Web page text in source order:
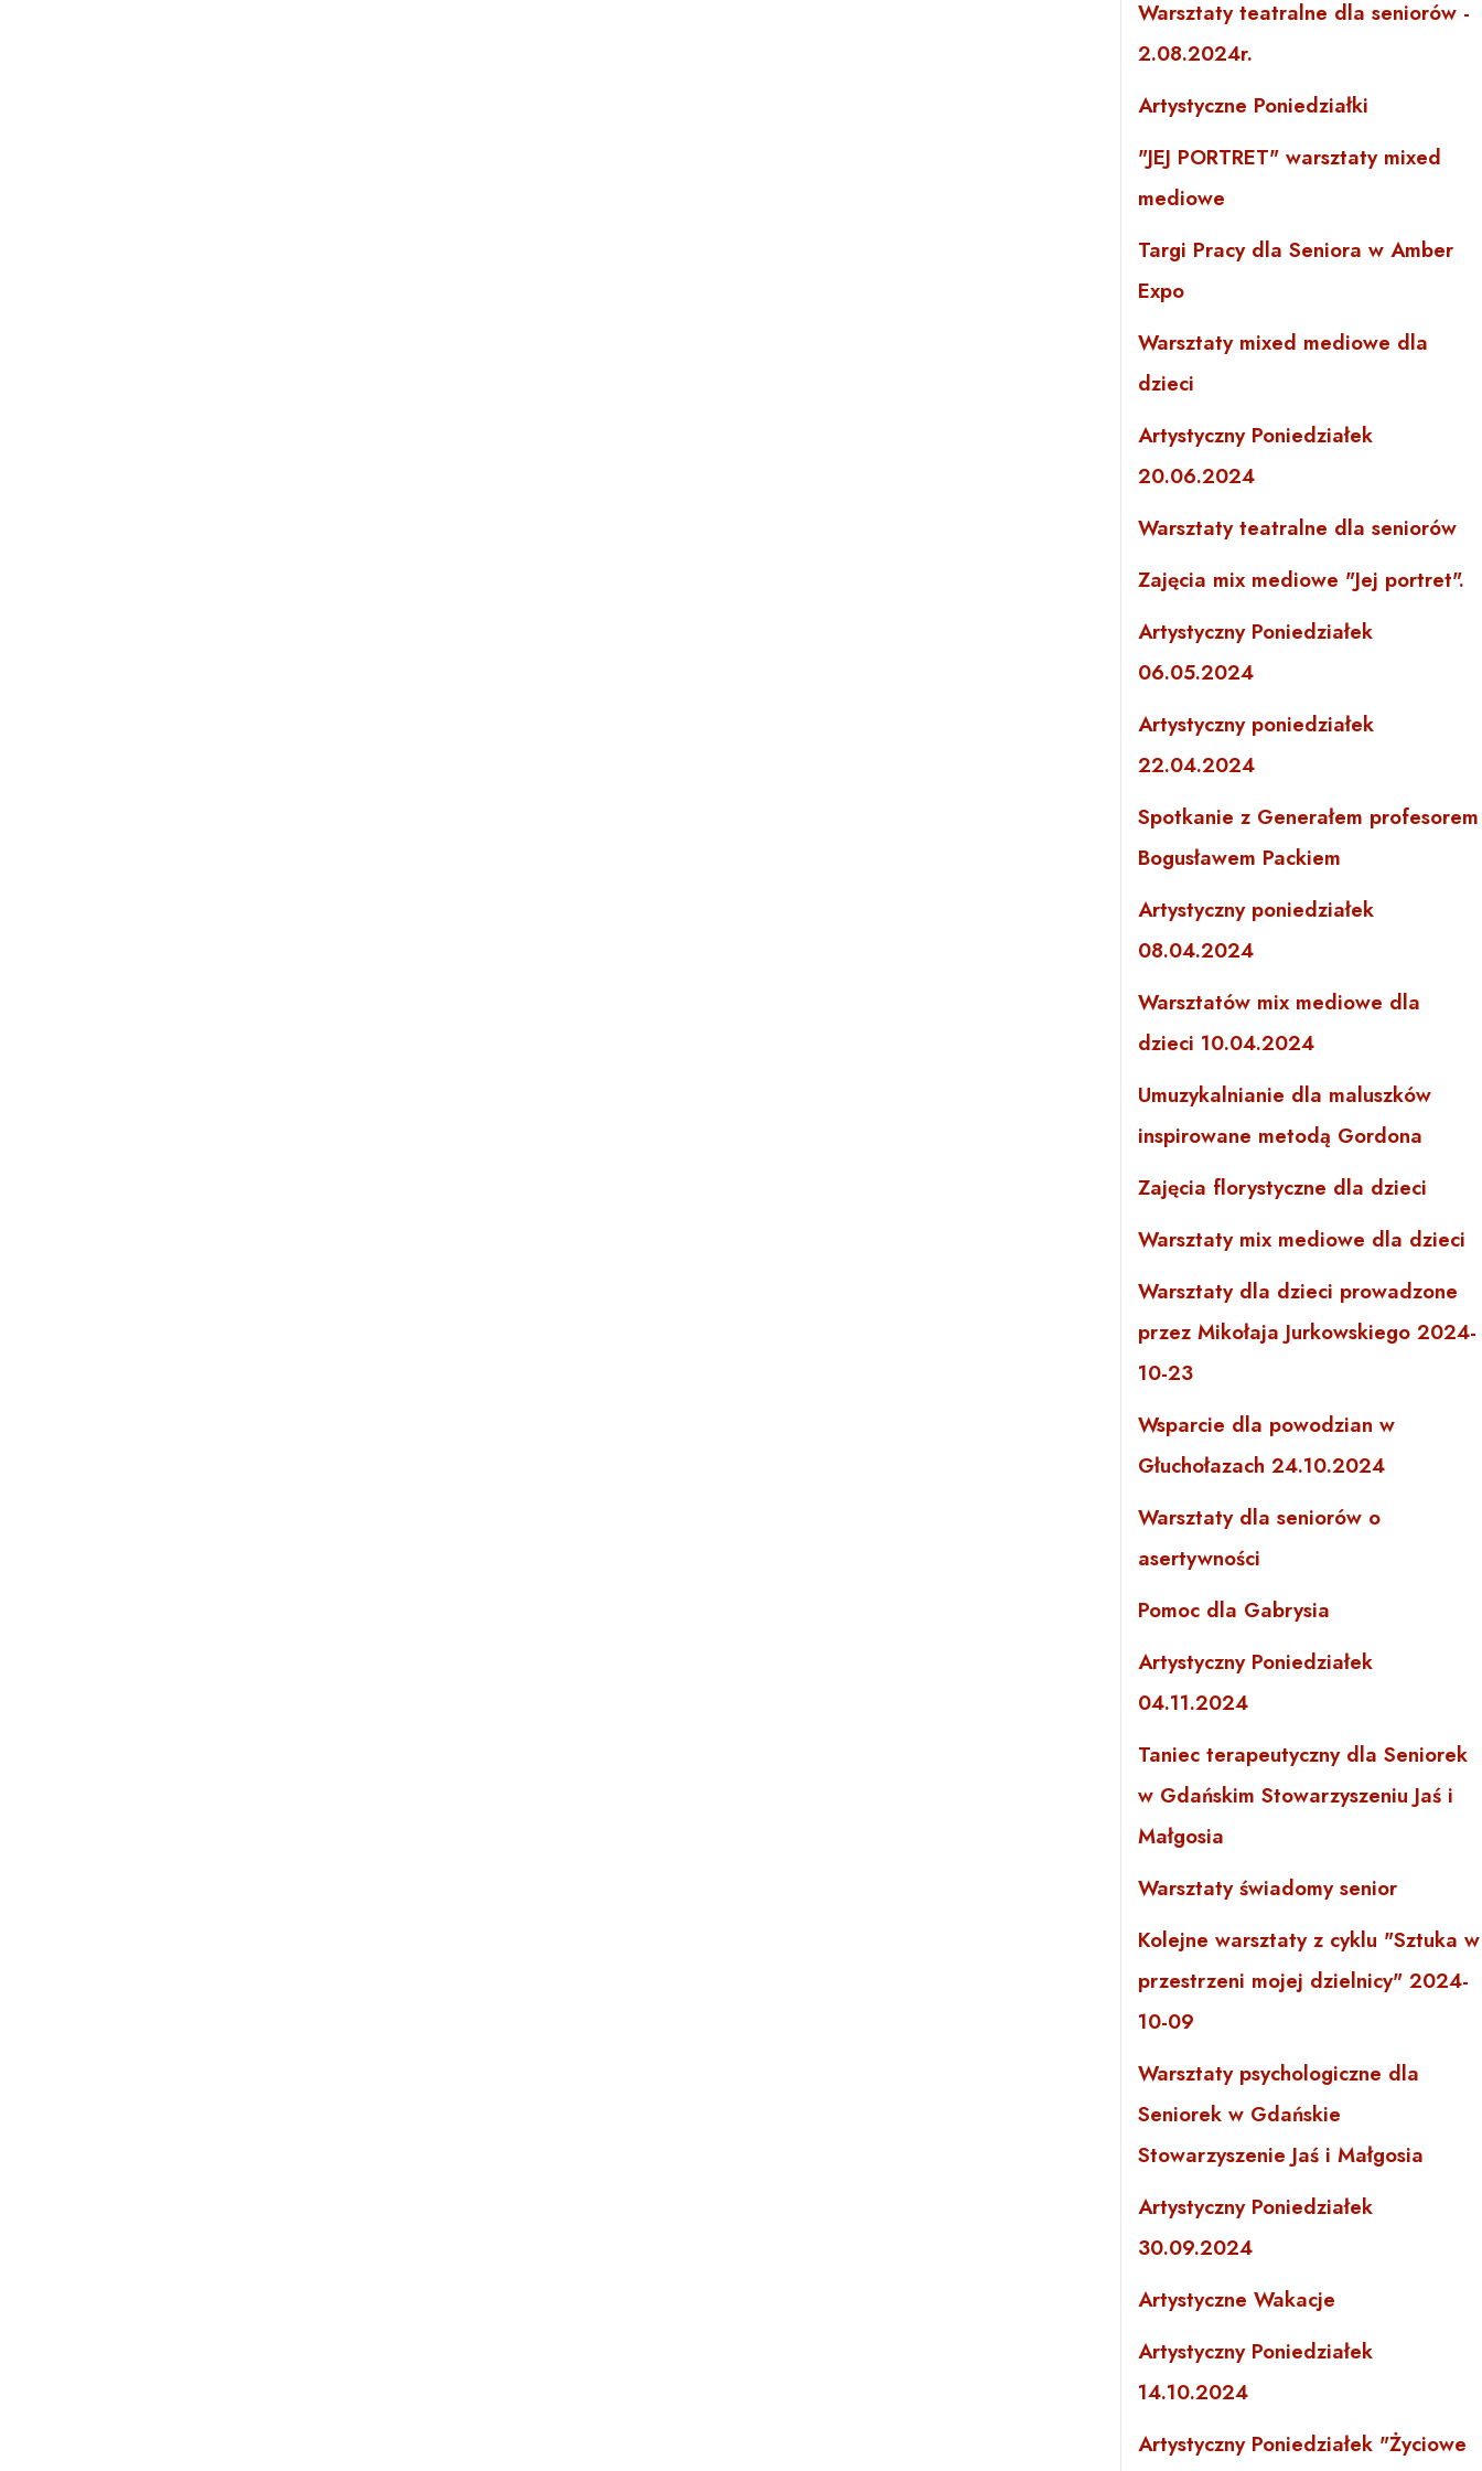
Warsztaty teatralne dla seniorów -
2.08.2024r.
Artystyczne Poniedziałki
"JEJ PORTRET" warsztaty mixed
mediowe
Targi Pracy dla Seniora w Amber
Expo
Warsztaty mixed mediowe dla
dzieci
Artystyczny Poniedziałek
20.06.2024
Warsztaty teatralne dla seniorów
Zajęcia mix mediowe "Jej portret".
Artystyczny Poniedziałek
06.05.2024
Artystyczny poniedziałek
22.04.2024
Spotkanie z Generałem profesorem
Bogusławem Packiem
Artystyczny poniedziałek
08.04.2024
Warsztatów mix mediowe dla
dzieci 10.04.2024
Umuzykalnianie dla maluszków
inspirowane metodą Gordona
Zajęcia florystyczne dla dzieci
Warsztaty mix mediowe dla dzieci
Warsztaty dla dzieci prowadzone
przez Mikołaja Jurkowskiego 2024-
10-23
Wsparcie dla powodzian w
Głuchołazach 24.10.2024
Warsztaty dla seniorów o
asertywności
Pomoc dla Gabrysia
Artystyczny Poniedziałek
04.11.2024
Taniec terapeutyczny dla Seniorek
w Gdańskim Stowarzyszeniu Jaś i
Małgosia
Warsztaty świadomy senior
Kolejne warsztaty z cyklu "Sztuka w
przestrzeni mojej dzielnicy" 2024-
10-09
Warsztaty psychologiczne dla
Seniorek w Gdańskie
Stowarzyszenie Jaś i Małgosia
Artystyczny Poniedziałek
30.09.2024
Artystyczne Wakacje
Artystyczny Poniedziałek
14.10.2024
Artystyczny Poniedziałek "Życiowe